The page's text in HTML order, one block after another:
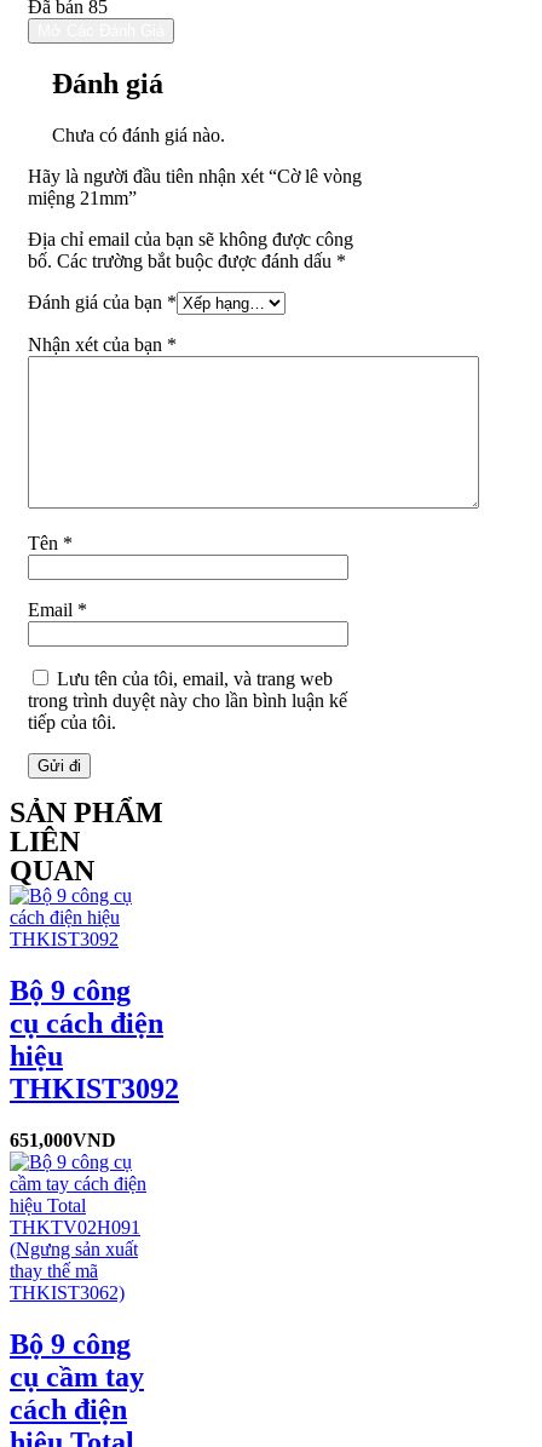
Đã bán 85
Đánh giá
Chưa có đánh giá nào.
Hãy là người đầu tiên nhận xét “Cờ lê vòng
miệng 21mm”
Địa chỉ email của bạn sẽ không được công
bố. Các trường bắt buộc được đánh dấu *
Đánh giá của bạn *
Nhận xét của bạn *
Tên *
Email *
Lưu tên của tôi, email, và trang web
trong trình duyệt này cho lần bình luận kế
tiếp của tôi.
SẢN PHẨM
LIÊN
QUAN
Bộ 9 công
cụ cách điện
hiệu
THKIST3092
651,000VND
Bộ 9 công
cụ cầm tay
cách điện